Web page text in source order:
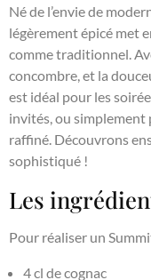
Né de l’envie de
légèrement épicé met
comme traditionnel.
concombre, et la
est idéal pour les
invités, ou
raffiné. Découvrons
sophistiqué !
Les
Pour réaliser un
4 cl de cognac